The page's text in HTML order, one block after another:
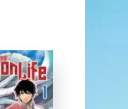
Ajouter
à la
wishlist